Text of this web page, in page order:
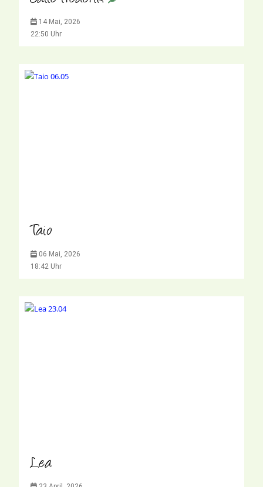
14 Mai, 2026
22:50 Uhr
Taio
06 Mai, 2026
18:42 Uhr
Lea